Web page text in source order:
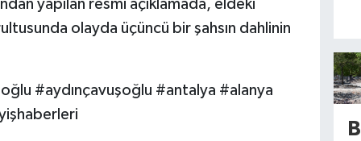
yapılan resmi açıklamada, eldeki
olayda üçüncü bir şahsın dahlinin
#aydınçavuşoğlu #antalya #alanya